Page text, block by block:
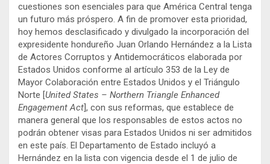
cuestiones son esenciales para que América Central tenga
un futuro más próspero. A fin de promover esta prioridad,
hoy hemos desclasificado y divulgado la incorporación del
expresidente hondureño Juan Orlando Hernández a la Lista
de Actores Corruptos y Antidemocráticos elaborada por
Estados Unidos conforme al artículo 353 de la Ley de
Mayor Colaboración entre Estados Unidos y el Triángulo
Norte [United States – Northern Triangle Enhanced
Engagement Act], con sus reformas, que establece de
manera general que los responsables de estos actos no
podrán obtener visas para Estados Unidos ni ser admitidos
en este país. El Departamento de Estado incluyó a
Hernández en la lista con vigencia desde el 1 de julio de